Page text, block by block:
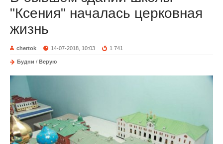
"Ксения" началась церковная
жизнь
chertok 14-07-2018, 10:03 1 741
Будни / Верую